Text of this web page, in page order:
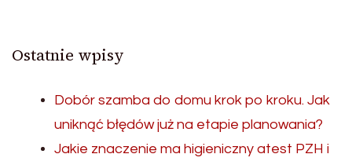
Ostatnie wpisy
Dobór szamba do domu krok po kroku. Jak
uniknąć błędów już na etapie planowania?
Jakie znaczenie ma higieniczny atest PZH i